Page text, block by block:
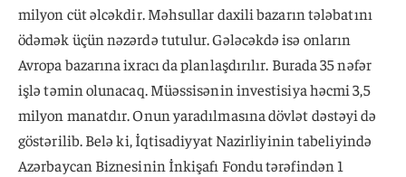
milyon cüt əlcəkdir. Məhsullar daxili bazarın tələbatını
ödəmək üçün nəzərdə tutulur. Gələcəkdə isə onların
Avropa bazarına ixracı da planlaşdırılır. Burada 35 nəfər
işlə təmin olunacaq. Müəssisənin investisiya həcmi 3,5
milyon manatdır. Onun yaradılmasına dövlət dəstəyi də
göstərilib. Belə ki, İqtisadiyyat Nazirliyinin tabeliyində
Azərbaycan Biznesinin İnkişafı Fondu tərəfindən 1